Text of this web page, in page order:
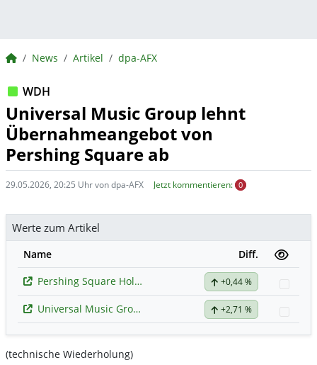
BörsenNEWS.de
News Artikel dpa-AFX
WDH
Universal Music Group lehnt
Übernahmeangebot von
Pershing Square ab
29.05.2026, 20:25 Uhr von dpa-AFX Jetzt kommentieren: 0
Werte zum Artikel
Name
Diff.
Pershing Square Holdings Ltd Public
+0,44 %
Universal Music Group
+2,71 %
(technische Wiederholung)